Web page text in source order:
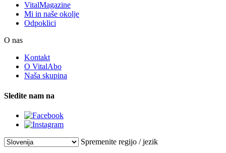
VitalMagazine
Mi in naše okolje
Odpoklici
O nas
Kontakt
O VitalAbo
Naša skupina
Sledite nam na
Spremenite regijo / jezik